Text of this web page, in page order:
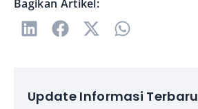
Bagikan Artikel:
Update Informasi Terbaru